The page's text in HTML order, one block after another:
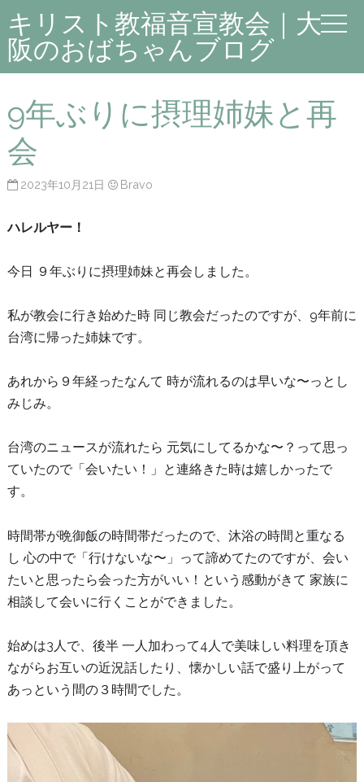
キリスト教福音宣教会｜大
阪のおばちゃんブログ
9年ぶりに摂理姉妹と再
会
2023年10月21日 Bravo
ハレルヤー！
今日 ９年ぶりに摂理姉妹と再会しました。
私が教会に行き始めた時 同じ教会だったのですが、9年前に
台湾に帰った姉妹です。
あれから９年経ったなんて 時が流れるのは早いな〜っとし
みじみ。
台湾のニュースが流れたら 元気にしてるかな〜？って思っ
ていたので「会いたい！」と連絡きた時は嬉しかったで
す。
時間帯が晩御飯の時間帯だったので、沐浴の時間と重なる
し 心の中で「行けないな〜」って諦めてたのですが、会い
たいと思ったら会った方がいい！という感動がきて 家族に
相談して会いに行くことができました。
始めは3人で、後半 一人加わって4人で美味しい料理を頂き
ながらお互いの近況話したり、懐かしい話で盛り上がって
あっという間の３時間でした。